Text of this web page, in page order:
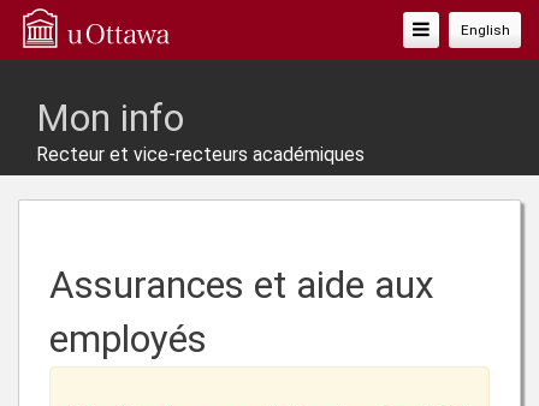
English
Basculer
La
Mon info
Recteur et vice-recteurs académiques
Assurances et aide aux
employés